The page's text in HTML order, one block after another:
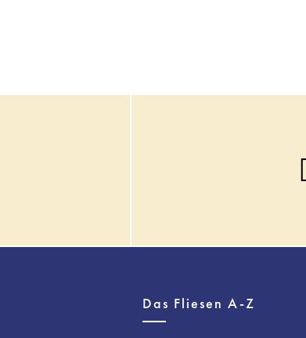
Das Fliesen A-Z